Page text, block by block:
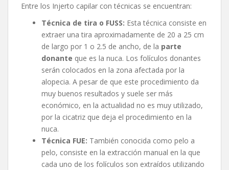
Entre los Injerto capilar con técnicas se encuentran:
Técnica de tira o FUSS: Esta técnica consiste en
extraer una tira aproximadamente de 20 a 25 cm
de largo por 1 o 2.5 de ancho, de la parte
donante que es la nuca. Los folículos donantes
serán colocados en la zona afectada por la
alopecia. A pesar de que este procedimiento da
muy buenos resultados y suele ser más
económico, en la actualidad no es muy utilizado,
por la cicatriz que deja el procedimiento en la
nuca.
Técnica FUE: También conocida como pelo a
pelo, consiste en la extracción manual en la que
cada uno de los folículos son extraídos utilizando